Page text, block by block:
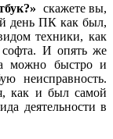
скажете вы,
день ПК как был,
техники, как
софта. И опять же
можно быстро и
неисправность.
как и был самой
деятельности в